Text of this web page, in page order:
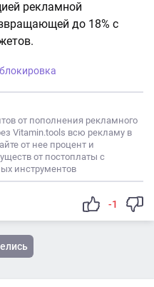
рекламной
до 18% с
блокировка
от пополнения рекламного
Vitamin.tools всю рекламу в
от нее процент и
от постоплаты с
инструментов
-1